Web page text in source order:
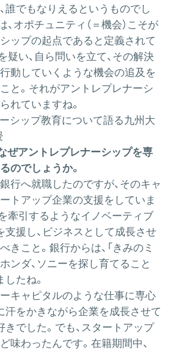
誰でもなりえるというものでし
、オポチュニティ（＝機会）こそが
ップの起点であると定義されて
疑い、自ら問いを立て、その解決
動していくような機会の追及を
と。それがアントレプレナーシ
れていますね。
ぜアントレプレナーシップを専
のでしょうか。
行へ就職したのですが、そのキャ
トアップ企業の支援をしていま
牽引するようなイノベーティブ
支援し、ビジネスとして成長させ
きこと。銀行からは、「きみのミ
ンダ、ソニーを探し育てること
たね。
キャピタルのような仕事に専心
汗をかきながら企業を成長させて
きでした。でも、スタートアップ
味わったんです。在籍期間中、